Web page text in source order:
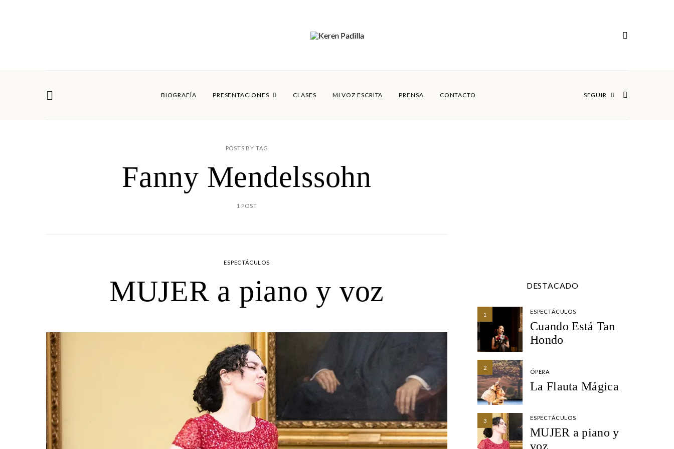
BIOGRAFÍA PRESENTACIONES CLASES MI VOZ ESCRITA PRENSA CONTACTO SEGUIR
POSTS BY TAG
Fanny Mendelssohn
1 POST
ESPECTÁCULOS
MUJER a piano y voz DESTACADO
1 ESPECTÁCULOS
Cuando Está Tan
Hondo
2
ÓPERA
La Flauta Mágica
3 ESPECTÁCULOS
MUJER a piano y
voz